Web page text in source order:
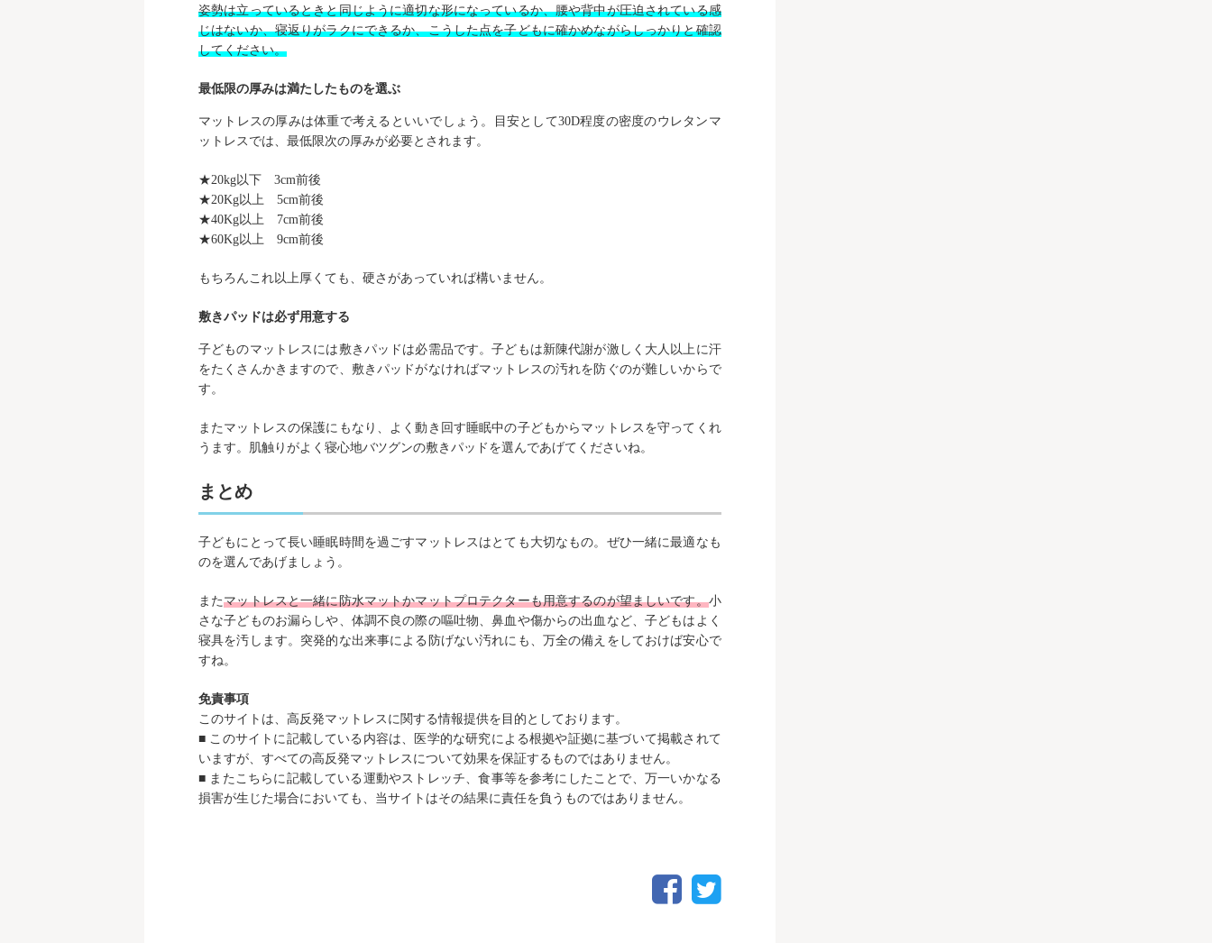
姿勢は立っているときと同じように適切な形になっているか、腰や背中が圧迫されている感
じはないか、寝返りがラクにできるか、こうした点を子どもに確かめながらしっかりと確認
してください。
最低限の厚みは満たしたものを選ぶ
マットレスの厚みは体重で考えるといいでしょう。目安として30D程度の密度のウレタンマ
ットレスでは、最低限次の厚みが必要とされます。
★20kg以下 3cm前後
★20Kg以上 5cm前後
★40Kg以上 7cm前後
★60Kg以上 9cm前後
もちろんこれ以上厚くても、硬さがあっていれば構いません。
敷きパッドは必ず用意する
子どものマットレスには敷きパッドは必需品です。子どもは新陳代謝が激しく大人以上に汗
をたくさんかきますので、敷きパッドがなければマットレスの汚れを防ぐのが難しいからで
す。
またマットレスの保護にもなり、よく動き回す睡眠中の子どもからマットレスを守ってくれ
うます。肌触りがよく寝心地バツグンの敷きパッドを選んであげてくださいね。
まとめ
子どもにとって長い睡眠時間を過ごすマットレスはとても大切なもの。ぜひ一緒に最適なも
のを選んであげましょう。
またマットレスと一緒に防水マットかマットプロテクターも用意するのが望ましいです。小
さな子どものお漏らしや、体調不良の際の嘔吐物、鼻血や傷からの出血など、子どもはよく
寝具を汚します。突発的な出来事による防げない汚れにも、万全の備えをしておけば安心で
すね。
免責事項
このサイトは、高反発マットレスに関する情報提供を目的としております。
■ このサイトに記載している内容は、医学的な研究による根拠や証拠に基づいて掲載されて
いますが、すべての高反発マットレスについて効果を保証するものではありません。
■ またこちらに記載している運動やストレッチ、食事等を参考にしたことで、万一いかなる
損害が生じた場合においても、当サイトはその結果に責任を負うものではありません。